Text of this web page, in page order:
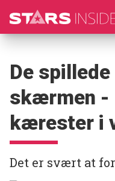
De
skærmen -
kærester i
Det er svært at